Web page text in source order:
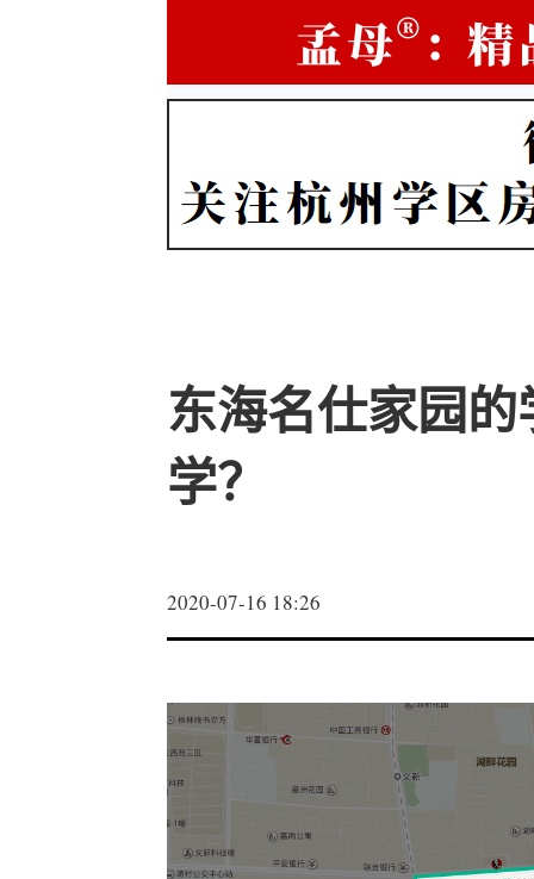
东海名仕家园
学？
2020-07-16 18:26